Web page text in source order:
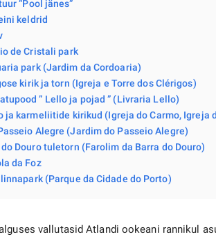
“Pool jänes”
keldrid
de Cristali park
park (Jardim da Cordoaria)
kirik ja torn (Igreja e Torre dos Clérigos)
” Lello ja pojad ” (Livraria Lello)
ja karmeliitide kirikud (Igreja do Carmo, Igreja
Alegre (Jardim do Passeio Alegre)
do Douro tuletorn (Farolim da Barra do Douro)
da Foz
linnapark (Parque da Cidade do Porto)
vallutasid Atlandi ookeani rannikul